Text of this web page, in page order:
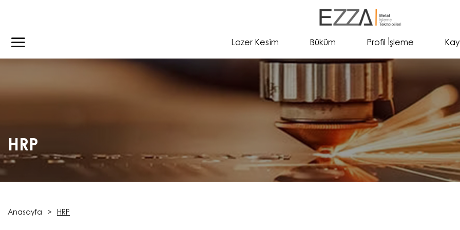
Lazer Kesim Büküm Profil İşleme
HRP
Anasayfa HRP